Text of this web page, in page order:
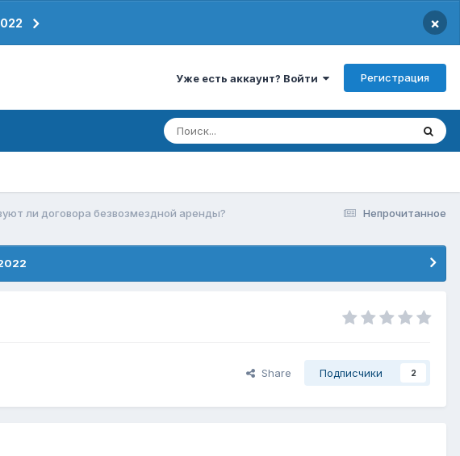
×
Уже есть аккаунт? Войти Регистрация
Непрочитанное
ли договора безвозмездной аренды?
Share Подписчики 2